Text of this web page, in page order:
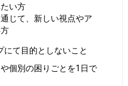
い方
じて、新しい視点やア
にて目的としないこと
個別の困りごとを1日で